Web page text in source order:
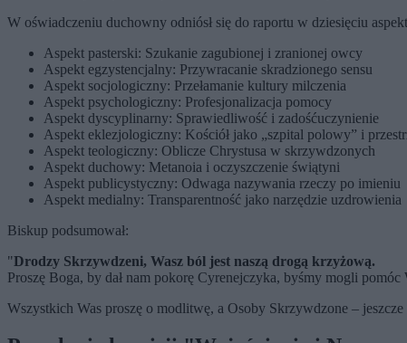
W oświadczeniu duchowny odniósł się do raportu w dziesięciu
Aspekt pasterski: Szukanie zagubionej i zranionej owcy
Aspekt egzystencjalny: Przywracanie skradzionego sensu
Aspekt socjologiczny: Przełamanie kultury milczenia
Aspekt psychologiczny: Profesjonalizacja pomocy
Aspekt dyscyplinarny: Sprawiedliwość i zadośćuczynienie
Aspekt eklezjologiczny: Kościół jako „szpital polowy” i
Aspekt teologiczny: Oblicze Chrystusa w skrzywdzonych
Aspekt duchowy: Metanoia i oczyszczenie świątyni
Aspekt publicystyczny: Odwaga nazywania rzeczy po imieniu
Aspekt medialny: Transparentność jako narzędzie uzdrowienia
Biskup podsumował:
"Drodzy Skrzywdzeni, Wasz ból jest naszą drogą krzyżową.
Proszę Boga, by dał nam pokorę Cyrenejczyka, byśmy mogli
Wszystkich Was proszę o modlitwę, a Osoby Skrzywdzone –